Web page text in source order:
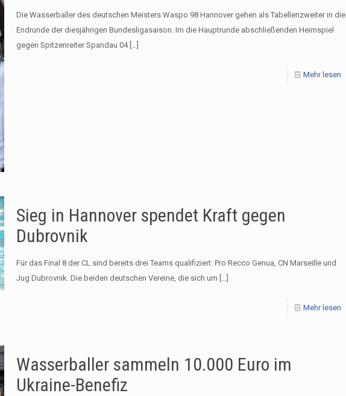
Die Wasserballer des deutschen Meisters Waspo 98 Hannover gehen als Tabellenzweiter in die
Endrunde der diesjährigen Bundesligasaison. Im die Hauptrunde abschließenden Heimspiel
gegen Spitzenreiter Spandau 04[…]
Mehr lesen
Sieg in Hannover spendet Kraft gegen
Dubrovnik
Für das Final 8 der CL sind bereits drei Teams qualifiziert: Pro Recco Genua, CN Marseille und
Jug Dubrovnik. Die beiden deutschen Vereine, die sich um
Mehr lesen
Wasserballer sammeln 10.000 Euro im
Ukraine-Benefiz